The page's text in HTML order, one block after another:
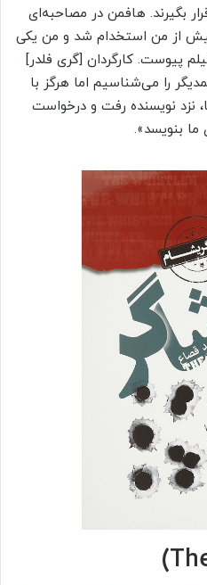
بگیرند. هافمن در مصاحبه‌ای
از من استخدام شد و من یکی
پیوست. کارگردان [گری فلدر]
را می‌شناسیم اما هرگز با
نزد نویسنده رفت و درخواست
بنویسد».